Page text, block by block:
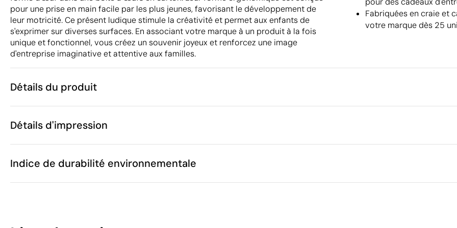
pour une prise en main facile par les plus jeunes, favorisant le développement de
leur motricité. Ce présent ludique stimule la créativité et permet aux enfants de
s'exprimer sur diverses surfaces. En associant votre marque à un produit à la fois
unique et fonctionnel, vous créez un souvenir joyeux et renforcez une image
d'entreprise imaginative et attentive aux familles.
Fabriquées en craie et
votre marque dès 25
Détails du produit
Caractéristiques
Code du produit
Poids
380 g
Matière
Craie, carton
Emballage
Poids de la boîte extérieure
Détails d'impression
Indice de durabilité environnementale